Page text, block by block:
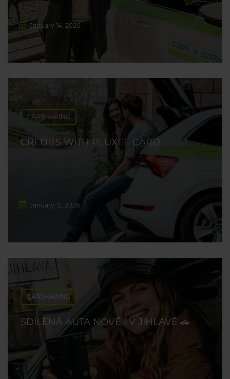
January 14, 2026
CARSHARING
CREDITS WITH PLUXEE CARD
January 12, 2026
CARSHARING
SDÍLENÁ AUTA NOVĚ I V JIHLAVĚ 🚗